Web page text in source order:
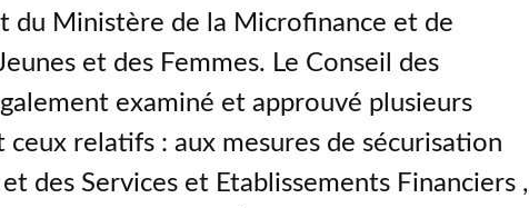
du Ministère de la Microfinance et de
et des Femmes. Le Conseil des
examiné et approuvé plusieurs
ceux relatifs : aux mesures de sécurisation
des Services et Etablissements Financiers ,